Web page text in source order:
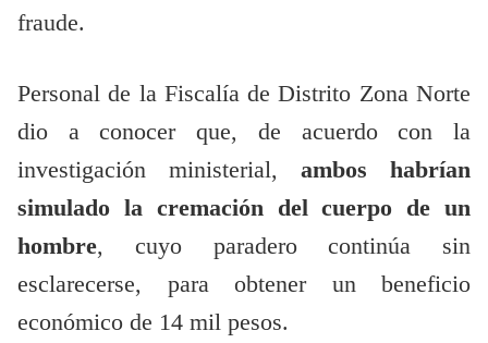
fraude.
Personal de la Fiscalía de Distrito Zona Norte
dio a conocer que, de acuerdo con la
investigación ministerial, ambos habrían
simulado la cremación del cuerpo de un
hombre, cuyo paradero continúa sin
esclarecerse, para obtener un beneficio
económico de 14 mil pesos.